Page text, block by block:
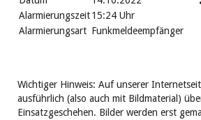
Alarmierungszeit15:24 Uhr
Alarmierungsart Funkmeldeempfänger
Wichtiger Hinweis: Auf unserer
ausführlich (also auch mit Bildmaterial)
Einsatzgeschehen. Bilder werden erst